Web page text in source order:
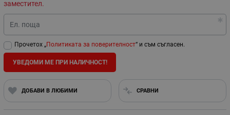
заместител.
Ел. поща
Прочетох „Политиката за поверителност“ и съм съгласен.
УВЕДОМИ МЕ ПРИ НАЛИЧНОСТ!
ДОБАВИ В ЛЮБИМИ СРАВНИ